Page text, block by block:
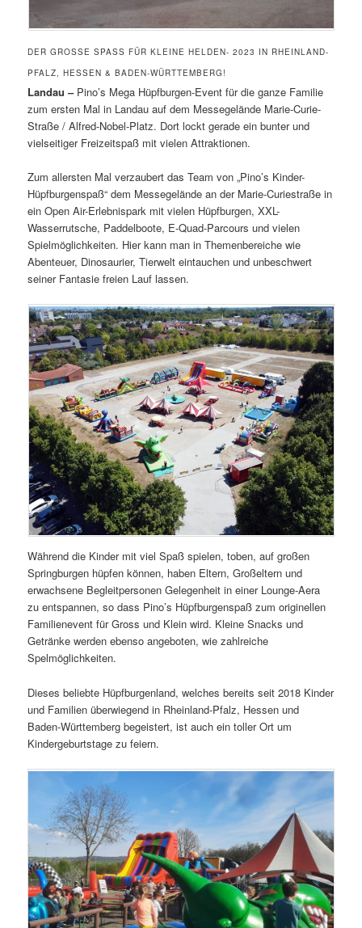
DER GROSSE SPASS FÜR KLEINE HELDEN- 2023 IN RHEINLAND-PF
ALZ, HESSEN & BADEN-WÜRTTEMBERG!
Landau – Pino’s Mega Hüpfburgen-Event für die ganze Familie
zum ersten Mal in Landau auf dem Messegelände Marie-Curie-
Straße / Alfred-Nobel-Platz. Dort lockt gerade ein bunter und
vielseitiger Freizeitspaß mit vielen Attraktionen.
Zum allersten Mal verzaubert das Team von „Pino’s Kinder-
Hüpfburgenspaß“ dem Messegelände an der Marie-Curiestraße in
ein Open Air-Erlebnispark mit vielen Hüpfburgen, XXL-
Wasserrutsche, Paddelboote, E-Quad-Parcours und vielen
Spielmöglichkeiten. Hier kann man in Themenbereiche wie
Abenteuer, Dinosaurier, Tierwelt eintauchen und unbeschwert
seiner Fantasie freien Lauf lassen.
Während die Kinder mit viel Spaß spielen, toben, auf großen
Springburgen hüpfen können, haben Eltern, Großeltern und
erwachsene Begleitpersonen Gelegenheit in einer Lounge-Aera
zu entspannen, so dass Pino’s Hüpfburgenspaß zum originellen
Familienevent für Gross und Klein wird. Kleine Snacks und
Getränke werden ebenso angeboten, wie zahlreiche
Spelmöglichkeiten.
Dieses beliebte Hüpfburgenland, welches bereits seit 2018 Kinder
und Familien überwiegend in Rheinland-Pfalz, Hessen und
Baden-Württemberg begeistert, ist auch ein toller Ort um
Kindergeburtstage zu feiern.